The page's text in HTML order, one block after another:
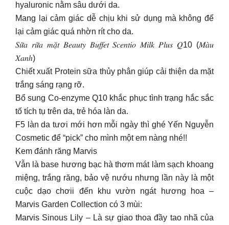
hyaluronic nằm sâu dưới da.
Mang lại cảm giác dễ chịu khi sử dụng mà không để
lại cảm giác quá nhờn rít cho da.
𝑆𝑢̛̃𝑎 𝑟𝑢̛̃𝑎 𝑚𝑎̣̆𝑡 𝐵𝑒𝑎𝑢𝑡𝑦 𝐵𝑢𝑓𝑓𝑒𝑡 𝑆𝑐𝑒𝑛𝑡𝑖𝑜 𝑀𝑖𝑙𝑘 𝑃𝑙𝑢𝑠 𝑄10 (𝑀𝑎̀𝑢
𝑋𝑎𝑛ℎ)
Chiết xuất Protein sữa thủy phân giúp cải thiện da mặt
trắng sáng rạng rỡ.
Bổ sung Co-enzyme Q10 khắc phục tình trạng hắc sắc
tố tích tụ trên da, trẻ hóa làn da.
F5 làn da tươi mới hơn mỗi ngày thì ghé Yến Nguyễn
Cosmetic để “pick” cho mình một em nàng nhé!!
Kem đánh răng Marvis
Vẫn là base hương bạc hà thơm mát làm sạch khoang
miệng, trắng răng, bảo vệ nướu nhưng lần này là một
cuộc dạo chơii đến khu vườn ngát hương hoa –
Marvis Garden Collection có 3 mùi:
Marvis Sinous Lily – Là sự giao thoa đầy tao nhã của